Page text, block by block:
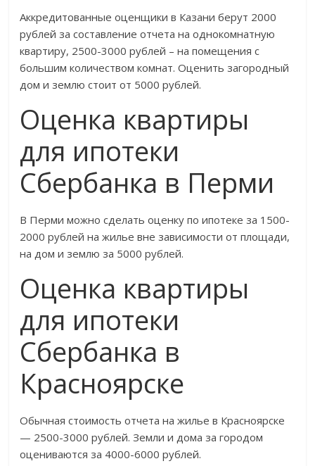
Аккредитованные оценщики в Казани берут 2000
рублей за составление отчета на однокомнатную
квартиру, 2500-3000 рублей – на помещения с
большим количеством комнат. Оценить загородный
дом и землю стоит от 5000 рублей.
Оценка квартиры
для ипотеки
Сбербанка в Перми
В Перми можно сделать оценку по ипотеке за 1500-
2000 рублей на жилье вне зависимости от площади,
на дом и землю за 5000 рублей.
Оценка квартиры
для ипотеки
Сбербанка в
Красноярске
Обычная стоимость отчета на жилье в Красноярске
— 2500-3000 рублей. Земли и дома за городом
оцениваются за 4000-6000 рублей.